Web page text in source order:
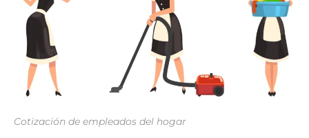
Cotización de empleados del hogar